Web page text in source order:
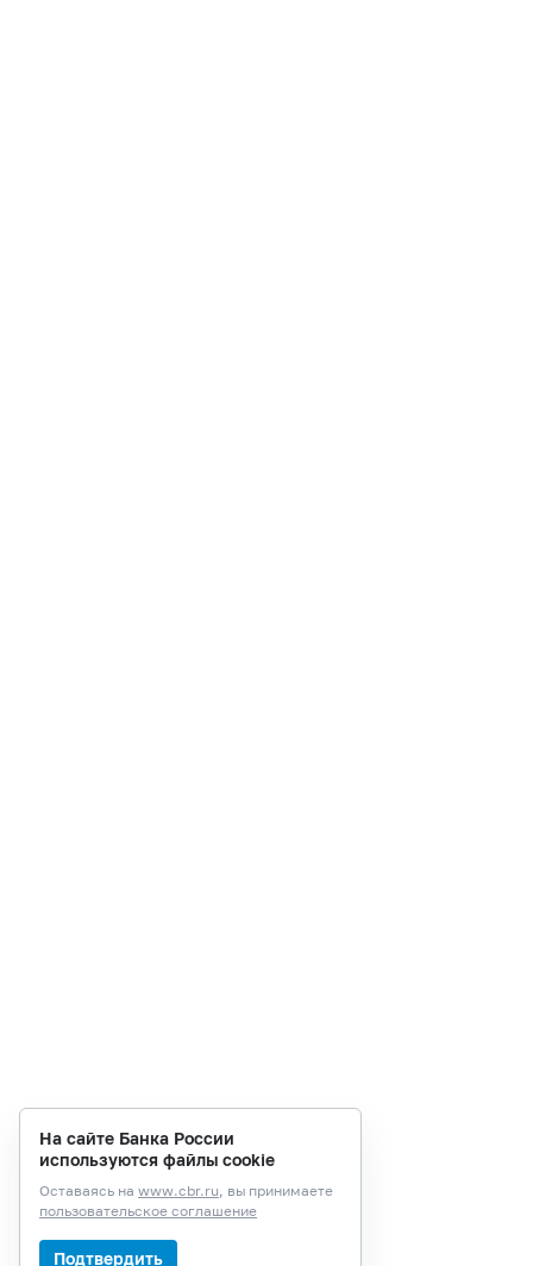
На сайте Банка России
используются файлы cookie
Оставаясь на www.cbr.ru, вы принимаете
пользовательское соглашение
Подтвердить